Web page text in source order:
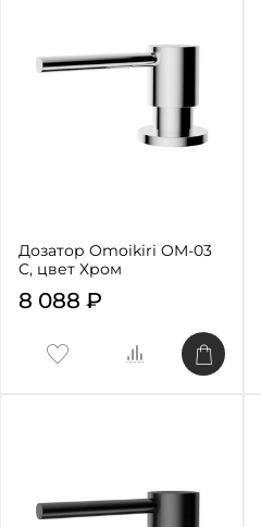
Дозатор Omoikiri OM-03
C, цвет Хром
8 088 ₽